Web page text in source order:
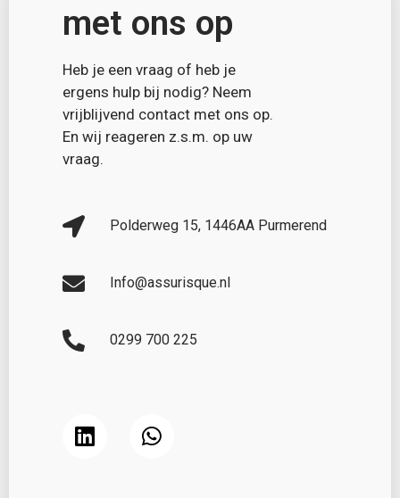
met ons op
Heb je een vraag of heb je
ergens hulp bij nodig? Neem
vrijblijvend contact met ons op.
En wij reageren z.s.m. op uw
vraag.
Polderweg 15, 1446AA Purmerend
Info@assurisque.nl
0299 700 225